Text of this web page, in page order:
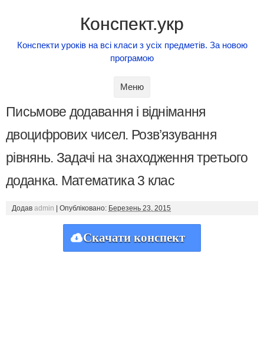
Конспект.укр
Конспекти уроків на всі класи з усіх предметів. За новою
програмою
Меню
Письмове додавання і віднімання
двоцифрових чисел. Розв’язування
рівнянь. Задачі на знаходження третього
доданка. Математика 3 клас
Додав admin Опубліковано: Березень 23, 2015
Скачати конспект